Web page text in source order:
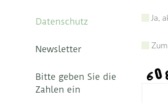
Datenschutz Ja,
Newsletter
Bitte geben Sie die
Zahlen ein